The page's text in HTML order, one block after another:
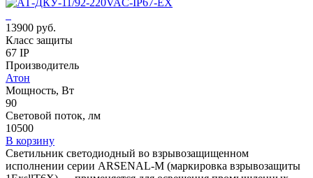
13900 руб.
Класс защиты
67 IP
Производитель
Атон
Мощность, Вт
90
Световой поток, лм
10500
В корзину
Светильник светодиодный во взрывозащищенном
исполнении серии ARSENAL-M (маркировка взрывозащиты